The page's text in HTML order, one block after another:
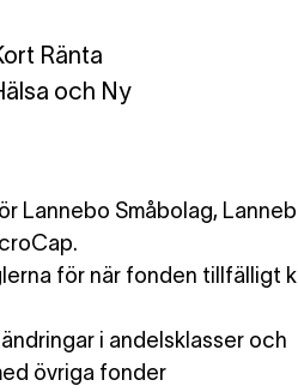
Ränta
och Ny
Lannebo Småbolag,
för när fonden tillfälligt
i andelsklasser och
övriga fonder